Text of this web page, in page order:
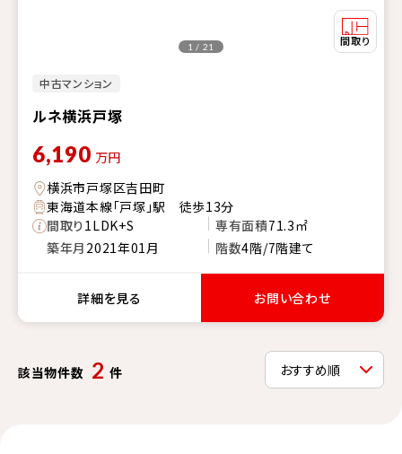
中古マンション
ルネ横浜戸塚
1 / 21
6,190 万円
横浜市戸塚区吉田町
東海道本線「戸塚」駅 徒歩13分
間取り1LDK+S 専有面積71.3㎡
築年月 2021年01月 階数4階/7階建て
詳細を見る お問い合わせ
該当物件数 2 件